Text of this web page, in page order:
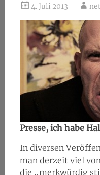
4. Juli 2013
Presse, ich habe
In diversen
man derzeit viel
die „merkwürdig